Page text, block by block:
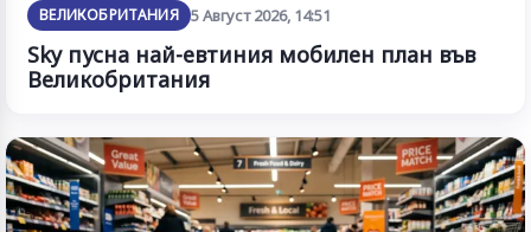
ВЕЛИКОБРИТАНИЯ 5 Август 2026, 14:51
Sky пусна най-евтиния мобилен план във
Великобритания